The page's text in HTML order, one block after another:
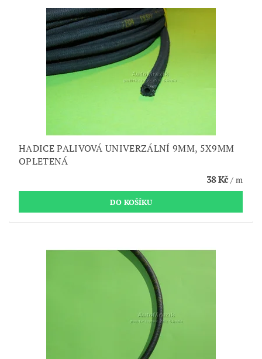
HADICE PALIVOVÁ UNIVERZÁLNÍ 9MM, 5X9MM
OPLETENÁ
38 Kč/ m